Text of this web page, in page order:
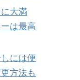
大満
は最高
には便
方法も